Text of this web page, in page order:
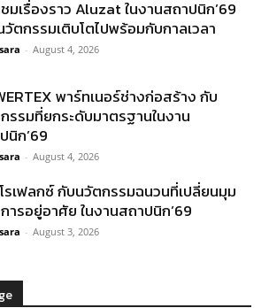
มเรื่องราว Aluzat ในงานสถาปนิก’69
วัตกรรมเติบโตไปพร้อมกับกาลเวลา
- August 4, 2026
พาร์ทเนอร์ช่างก่อสร้าง กับ
รรมที่ยกระดับมาตรฐานในงาน
นิก’69
- August 4, 2026
รเฟลกซ์ กับนวัตกรรมฉนวนที่เปลี่ยนมุม
ารอยู่อาศัย ในงานสถาปนิก’69
- August 3, 2026